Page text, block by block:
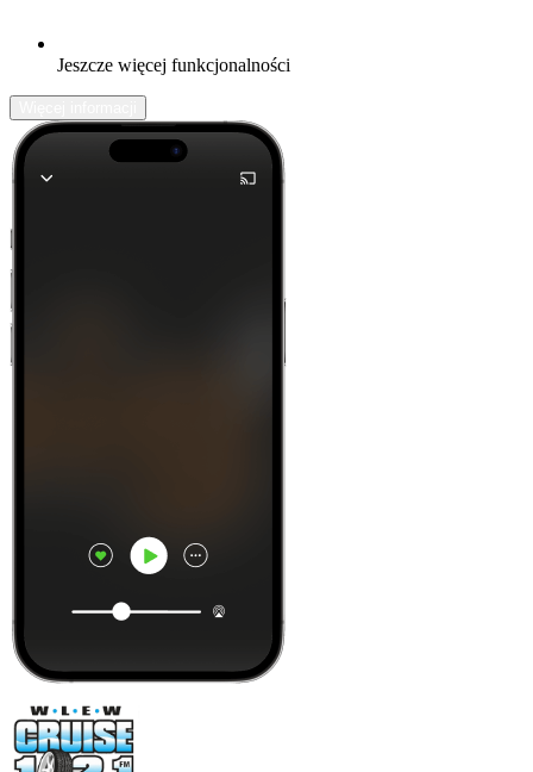
Jeszcze więcej funkcjonalności